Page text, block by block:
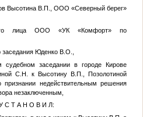
Высотина В.П., ООО «Северный берег»
лица ООО «УК «Комфорт» по
заседания Юденко В.О.,
судебном заседании в городе Кирове
С.Н. к ВысотинуВ.П.
, Позолотиной
недействительным решения
незаключенным,
С Т А Н О В И Л: